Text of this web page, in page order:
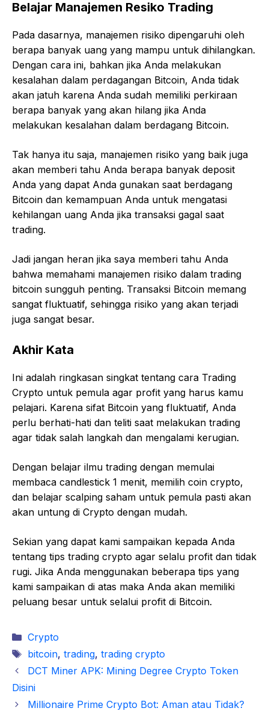
Belajar Manajemen Resiko Trading
Pada dasarnya, manajemen risiko dipengaruhi oleh
berapa banyak uang yang mampu untuk dihilangkan.
Dengan cara ini, bahkan jika Anda melakukan
kesalahan dalam perdagangan Bitcoin, Anda tidak
akan jatuh karena Anda sudah memiliki perkiraan
berapa banyak yang akan hilang jika Anda
melakukan kesalahan dalam berdagang Bitcoin.
Tak hanya itu saja, manajemen risiko yang baik juga
akan memberi tahu Anda berapa banyak deposit
Anda yang dapat Anda gunakan saat berdagang
Bitcoin dan kemampuan Anda untuk mengatasi
kehilangan uang Anda jika transaksi gagal saat
trading.
Jadi jangan heran jika saya memberi tahu Anda
bahwa memahami manajemen risiko dalam trading
bitcoin sungguh penting. Transaksi Bitcoin memang
sangat fluktuatif, sehingga risiko yang akan terjadi
juga sangat besar.
Akhir Kata
Ini adalah ringkasan singkat tentang cara Trading
Crypto untuk pemula agar profit yang harus kamu
pelajari. Karena sifat Bitcoin yang fluktuatif, Anda
perlu berhati-hati dan teliti saat melakukan trading
agar tidak salah langkah dan mengalami kerugian.
Dengan belajar ilmu trading dengan memulai
membaca candlestick 1 menit, memilih coin crypto,
dan belajar scalping saham untuk pemula pasti akan
akan untung di Crypto dengan mudah.
Sekian yang dapat kami sampaikan kepada Anda
tentang tips trading crypto agar selalu profit dan tidak
rugi. Jika Anda menggunakan beberapa tips yang
kami sampaikan di atas maka Anda akan memiliki
peluang besar untuk selalui profit di Bitcoin.
Kategori
Crypto
Tag
bitcoin, trading, trading crypto
DCT Miner APK: Mining Degree Crypto Token
Disini
Millionaire Prime Crypto Bot: Aman atau Tidak?